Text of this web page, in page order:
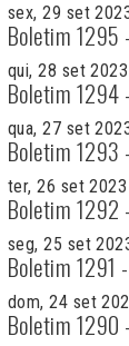
sex, 29 set
Boletim 1295
qui, 28 set 2023
Boletim 1294
qua, 27 set
Boletim 1293
ter, 26 set 2023
Boletim 1292
seg, 25 set
Boletim 1291
dom, 24 set
Boletim 1290